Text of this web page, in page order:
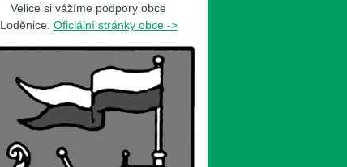
Velice si vážíme podpory obce
Loděnice. Oficiální stránky obce ->